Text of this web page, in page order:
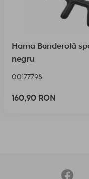
Hama Banderolă
negru
00177798
160,90 RON